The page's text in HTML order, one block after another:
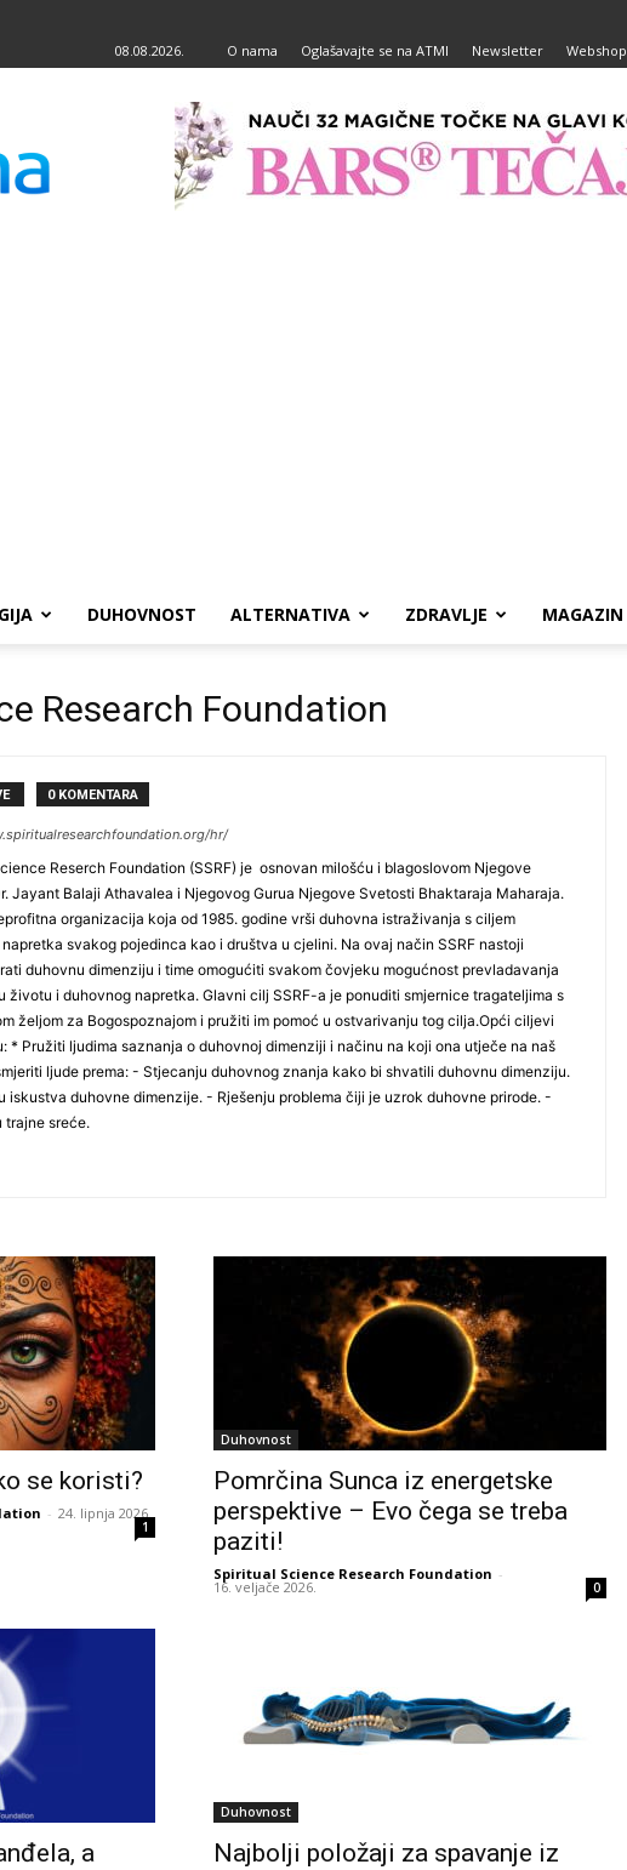
08.08.2026. O nama Oglašavajte se na ATMI Newsletter Webshop
DUHOVNOST ALTERNATIVA ZDRAVLJE MAGAZIN
Research Foundation
0 KOMENTARA
hr/
Reserch Foundation (SSRF) je ​ osnovan milošću i blagoslovom Njegove
Jayant Balaji Athavalea i Njegovog Gurua Njegove Svetosti Bhaktaraja Maharaja.
organizacija koja od 1985. godine vrši duhovna istraživanja s ciljem
svakog pojedinca kao i društva u cjelini. Na ovaj način SSRF nastoji
duhovnu dimenziju i time omogućiti svakom čovjeku mogućnost prevladavanja
životu i duhovnog napretka. Glavni cilj ​SSRF-​a je ponuditi​ smjernice tragateljima s
željom za Bogospoznajom i ​pružiti im ​pomoć u ostvarivanju tog cilja. ​ Opći ​ciljevi
* ​Pružiti ljudima saznanja​ o duhovnoj dimenziji i načinu na koji ona utječe na naš
ljude ​prema​: - ​Stjecanju ​duhovnog znanj​a​ kako bi ​s​hva​tili​ duhovn​u​ dimenzij​u​.
iskustva ​duhovne dimenzije. - Rješenj​u​ problema​ čiji je uzrok duhovne prirode. -
trajne sreće.
se koristi?
- 24. lipnja 2026.
1
Duhovnost
Pomrčina Sunca iz energetske
perspektive – Evo čega se treba
paziti!
Spiritual Science Research Foundation -
16. veljače 2026. 0
a
Duhovnost
Najbolji položaji za spavanje iz